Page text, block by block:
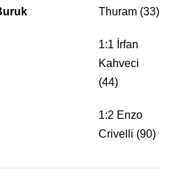
Thuram (33)
1:1 İrfan
Kahveci
(44)
1:2 Enzo
Crivelli (90)